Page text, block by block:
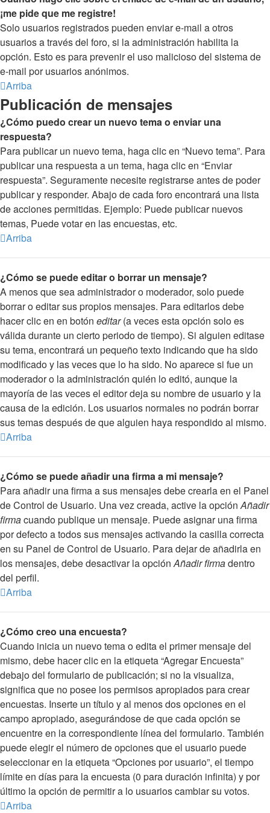
¡me pide que me registre!
Solo usuarios registrados pueden enviar e-mail a otros
usuarios a través del foro, si la administración habilita la
opción. Esto es para prevenir el uso malicioso del sistema de
e-mail por usuarios anónimos.
Arriba
Publicación de mensajes
¿Cómo puedo crear un nuevo tema o enviar una
respuesta?
Para publicar un nuevo tema, haga clic en “Nuevo tema”. Para
publicar una respuesta a un tema, haga clic en “Enviar
respuesta”. Seguramente necesite registrarse antes de poder
publicar y responder. Abajo de cada foro encontrará una lista
de acciones permitidas. Ejemplo: Puede publicar nuevos
temas, Puede votar en las encuestas, etc.
Arriba
¿Cómo se puede editar o borrar un mensaje?
A menos que sea administrador o moderador, solo puede
borrar o editar sus propios mensajes. Para editarlos debe
hacer clic en en botón editar(a veces esta opción solo es
válida durante un cierto periodo de tiempo). Si alguien editase
su tema, encontrará un pequeño texto indicando que ha sido
modificado y las veces que lo ha sido. No aparece si fue un
moderador o la administración quién lo editó, aunque la
mayoría de las veces el editor deja su nombre de usuario y la
causa de la edición. Los usuarios normales no podrán borrar
sus temas después de que alguien haya respondido al mismo.
Arriba
¿Cómo se puede añadir una firma a mi mensaje?
Para añadir una firma a sus mensajes debe crearla en el Panel
de Control de Usuario. Una vez creada, active la opciónAñadir
firmacuando publique un mensaje. Puede asignar una firma
por defecto a todos sus mensajes activando la casilla correcta
en su Panel de Control de Usuario. Para dejar de añadirla en
los mensajes, debe desactivar la opciónAñadir firmadentro
del perfil.
Arriba
¿Cómo creo una encuesta?
Cuando inicia un nuevo tema o edita el primer mensaje del
mismo, debe hacer clic en la etiqueta “Agregar Encuesta”
debajo del formulario de publicación; si no la visualiza,
significa que no posee los permisos apropiados para crear
encuestas. Inserte un título y al menos dos opciones en el
campo apropiado, asegurándose de que cada opción se
encuentre en la correspondiente línea del formulario. También
puede elegir el número de opciones que el usuario puede
seleccionar en la etiqueta “Opciones por usuario”, el tiempo
límite en días para la encuesta (0 para duración infinita) y por
último la opción de permitir a lo usuarios cambiar su votos.
Arriba